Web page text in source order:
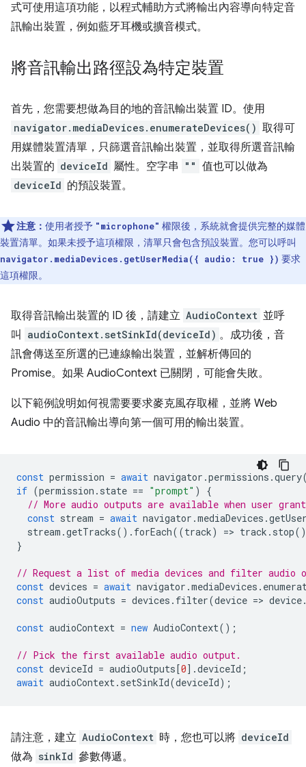
式可使用這項功能，以程式輔助方式將輸出內容導向特定音
訊輸出裝置，例如藍牙耳機或擴音模式。
將音訊輸出路徑設為特定裝置
首先，您需要想做為目的地的音訊輸出裝置 ID。使用
navigator.mediaDevices.enumerateDevices() 取得可
用媒體裝置清單，只篩選音訊輸出裝置，並取得所選音訊輸
出裝置的 deviceId 屬性。空字串 "" 值也可以做為
deviceId 的預設裝置。
注意： 使用者授予 "microphone" 權限後，系統就會提供完整的媒體
裝置清單。如果未授予這項權限，清單只會包含預設裝置。您可以呼叫
navigator.mediaDevices.getUserMedia({ audio: true }) 要求
這項權限。
取得音訊輸出裝置的 ID 後，請建立 AudioContext 並呼
叫
audioContext.setSinkId(deviceId) 。成功後，音
訊會傳送至所選的已連線輸出裝置，並解析傳回的
Promise。如果 AudioContext 已關閉，可能會失敗。
以下範例說明如何視需要要求麥克風存取權，並將 Web
Audio 中的音訊輸出導向第一個可用的輸出裝置。
const permission = await navigator .permissions .query
if (permission . state == "prompt" )
{
// More audio outputs are available when user
const stream = await navigator .mediaDevices .
stream .getTracks(). forEach((track) => track . stop
}
// Request a list of media devices and filter audio
const devices = await navigator .mediaDevices .
const audioOutputs = devices . filter(device => device
const audioContext = new AudioContext();
// Pick the first available audio output.
const deviceId = audioOutputs[0].deviceId ;
await audioContext. setSinkId(deviceId);
請注意，建立 AudioContext 時，您也可以將 deviceId
做為 sinkId 參數傳遞。